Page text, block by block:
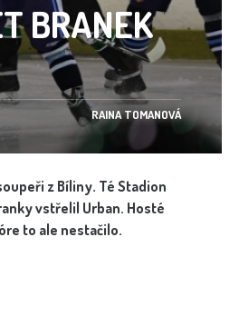
BRANEK
RAINA TOMANOVÁ
z Bíliny. Té Stadion
vstřelil Urban. Hosté
to ale nestačilo.